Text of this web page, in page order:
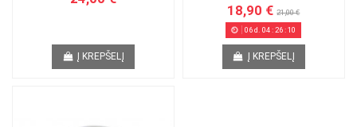
Į KREPŠELĮ
18,90 €21,00 €
06d. 04:26:09
Į KREPŠELĮ